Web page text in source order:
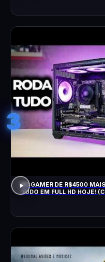
3
PC GAMER DE R$4500
TUDO EM FULL HD HOJE!